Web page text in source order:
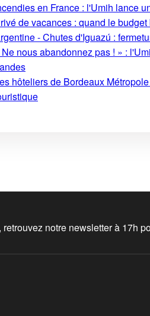
en France : l'Umih lance
de vacances : quand le
- Chutes d'Iguazú :
Ne nous abandonnez pas ! » :
hôteliers de Bordeaux
notre newsletter à 17h